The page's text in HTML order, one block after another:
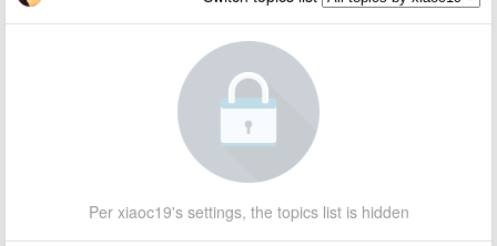
Per xiaoc19's settings, the topics list is hidden